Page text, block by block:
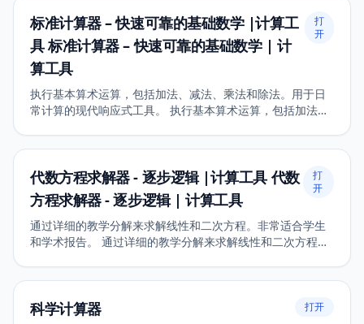
标准计算器 – 快速可靠的基础数学 |计算工
具 标准计算器 – 快速可靠的基础数学 | 计
算工具
打
开
执行基本算术运算，包括加法、减法、乘法和除法。用于日
常计算的现代响应式工具。 执行基本算术运算，包括加法、
代数方程求解器 - 逐步逻辑 |计算工具 代数
方程求解器 - 逐步逻辑 | 计算工具
打
开
通过详细的教学分解来求解线性和二次方程。非常适合学生
和学术报告。 通过详细的教学分解来求解线性和二次方程。
科学计算器 打开